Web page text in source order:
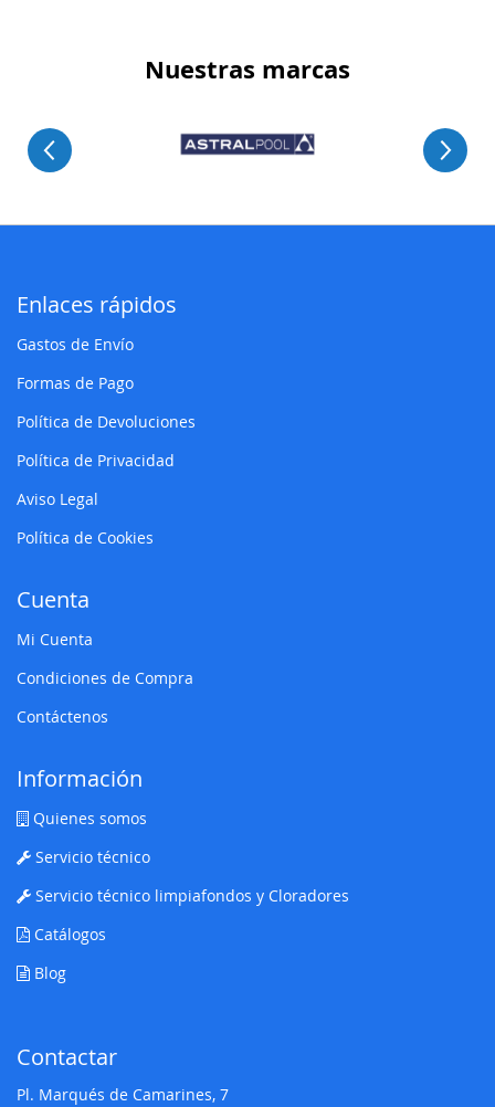
Nuestras marcas
Enlaces rápidos
Gastos de Envío
Formas de Pago
Política de Devoluciones
Política de Privacidad
Aviso Legal
Política de Cookies
Cuenta
Mi Cuenta
Condiciones de Compra
Contáctenos
Información
Quienes somos
Servicio técnico
Servicio técnico limpiafondos y Cloradores
Catálogos
Blog
Contactar
Pl. Marqués de Camarines, 7